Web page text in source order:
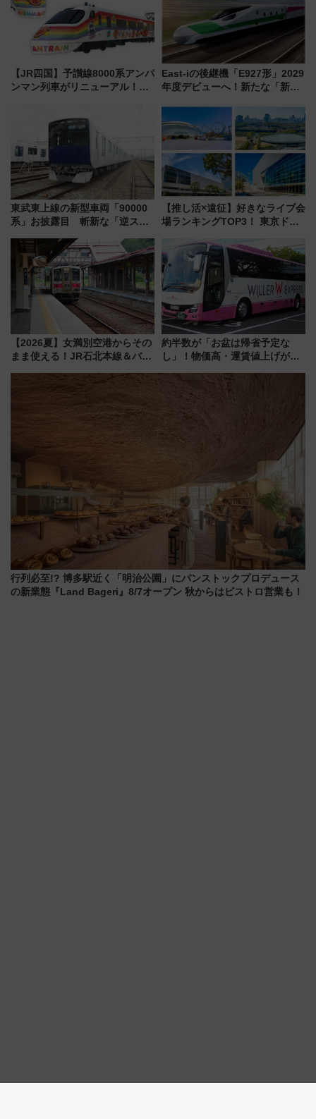
【JR四国】予讃線8000系アンパ
ンマン列車がリニューアル！内
East-iの後継機「E927形」2029
年度デビューへ！新たな「新幹
東武東上線の新型車両「90000
系」お披露目 斬新な「逆スラ
放的な車内空間に注目、デビュ
ーは9月
【推し活×遠征】好きなライブ会
場ランキングTOP3！ 東京ドー
由と交通アクセス術、ライブ会
場に何を求める？
【2026夏】女満別空港からその
まま使える！JR石北本線＆バス
約半数が「お盆は帰省予定な
し」！物価高・運賃値上げが財
りたいけど……【WILLER お盆
帰省動向調査】
行列必至!? 博多駅近く「明治公園」にパンストックプロデュース
の新業態『Land Bageri』8/7オープン 秋からはビストロ営業も！